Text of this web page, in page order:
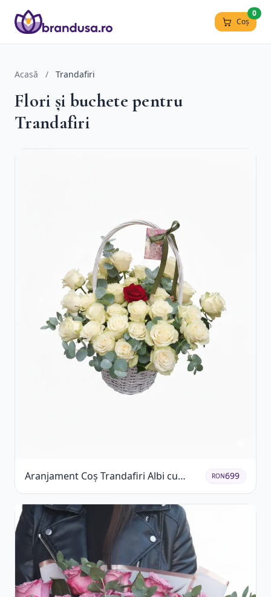
Coș
0
Acasă / Trandafiri
Flori și buchete pentru
Trandafiri
Aranjament Coș Trandafiri Albi cu
Accent Roșu
RON699